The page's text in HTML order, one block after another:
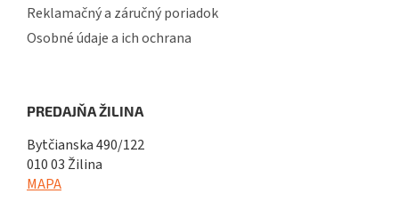
Reklamačný a záručný poriadok
Osobné údaje a ich ochrana
PREDAJŇA ŽILINA
Bytčianska 490/122
010 03 Žilina
MAPA